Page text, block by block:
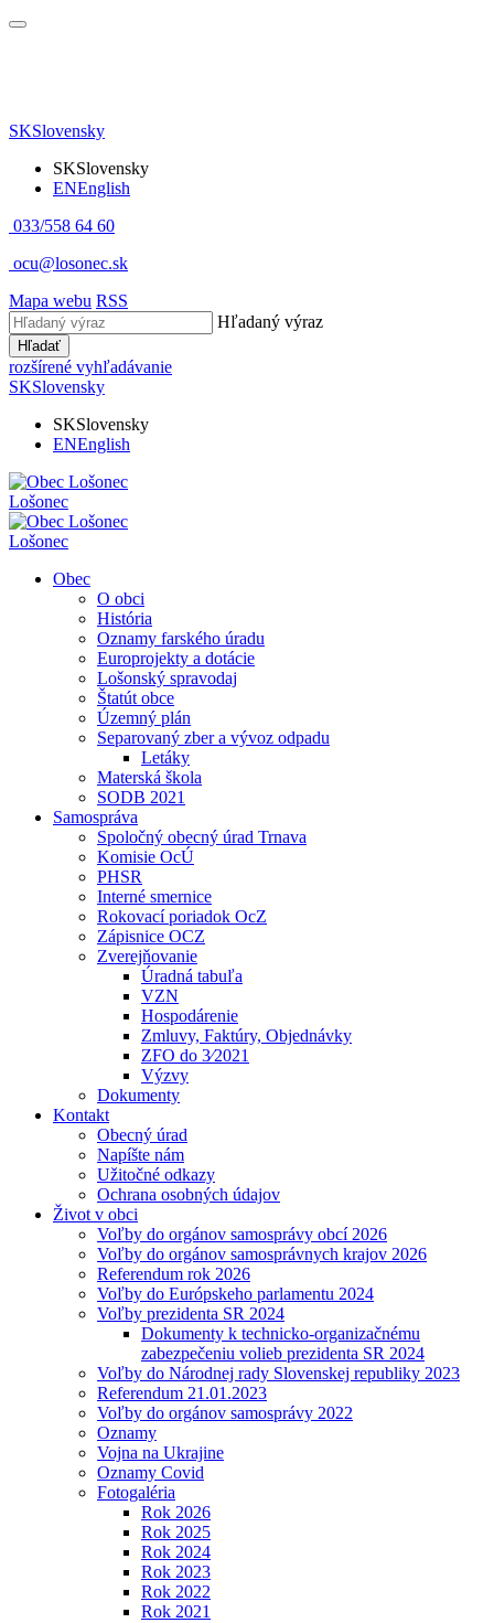
SKSlovensky
SKSlovensky
ENEnglish
033/558 64 60
ocu@losonec.sk
Mapa webu RSS
Hľadaný výraz
Hľadať
rozšírené vyhľadávanie
SKSlovensky
SKSlovensky
ENEnglish
Lošonec
Lošonec
Obec
O obci
História
Oznamy farského úradu
Europrojekty a dotácie
Lošonský spravodaj
Štatút obce
Územný plán
Separovaný zber a vývoz odpadu
Letáky
Materská škola
SODB 2021
Samospráva
Spoločný obecný úrad Trnava
Komisie OcÚ
PHSR
Interné smernice
Rokovací poriadok OcZ
Zápisnice OCZ
Zverejňovanie
Úradná tabuľa
VZN
Hospodárenie
Zmluvy, Faktúry, Objednávky
ZFO do 3⁄2021
Výzvy
Dokumenty
Kontakt
Obecný úrad
Napíšte nám
Užitočné odkazy
Ochrana osobných údajov
Život v obci
Voľby do orgánov samosprávy obcí 2026
Voľby do orgánov samosprávnych krajov 2026
Referendum rok 2026
Voľby do Európskeho parlamentu 2024
Voľby prezidenta SR 2024
Dokumenty k technicko-organizačnému
zabezpečeniu volieb prezidenta SR 2024
Voľby do Národnej rady Slovenskej republiky 2023
Referendum 21.01.2023
Voľby do orgánov samosprávy 2022
Oznamy
Vojna na Ukrajine
Oznamy Covid
Fotogaléria
Rok 2026
Rok 2025
Rok 2024
Rok 2023
Rok 2022
Rok 2021